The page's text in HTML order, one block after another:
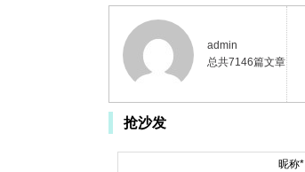
admin
总共7146篇文章
抢沙发
昵称*